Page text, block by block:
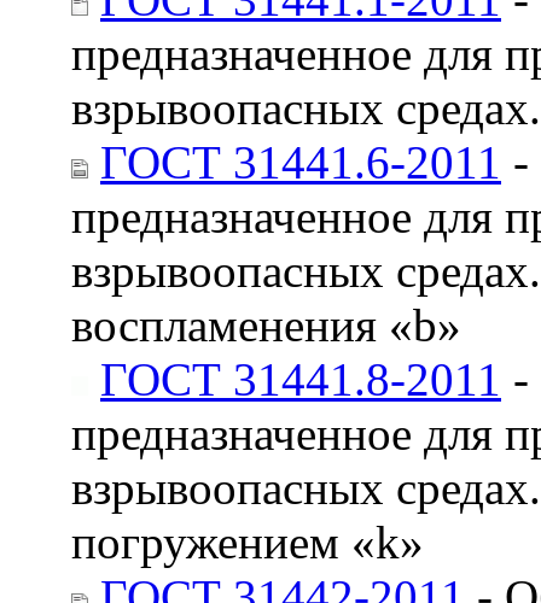
предназначенное для
взрывоопасных
ГОСТ 31441.6-2011 -
предназначенное для
взрывоопасных
воспламенения «b»
ГОСТ 31441.8-2011 -
предназначенное для
взрывоопасных
погружением «k»